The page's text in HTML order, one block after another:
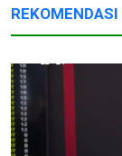
REKOMENDASI